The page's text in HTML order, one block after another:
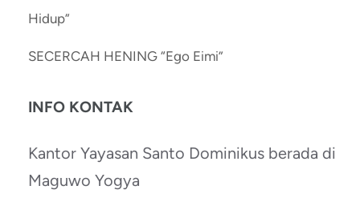
Hidup”
SECERCAH HENING “Ego Eimi”
INFO KONTAK
Kantor Yayasan Santo Dominikus berada di
Maguwo Yogya